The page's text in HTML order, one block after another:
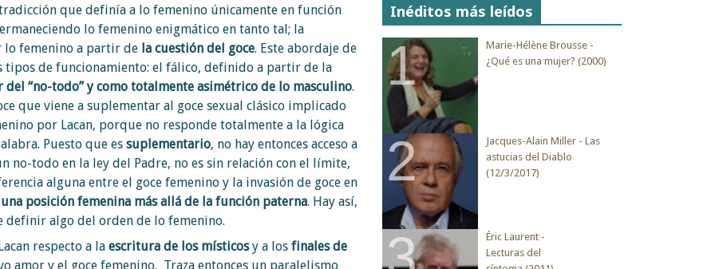
que definía a lo femenino únicamente en función
lo femenino enigmático en tanto tal; la
lo femenino a partir de la cuestión del goce. Este abordaje de
de funcionamiento: el fálico, definido a partir de la
“no-todo” y como totalmente asimétrico de lo masculino.
que viene a suplementar al goce sexual clásico implicado
por Lacan, porque no responde totalmente a la lógica
Puesto que es suplementario, no hay entonces acceso a
no-todo en la ley del Padre, no es sin relación con el límite,
alguna entre el goce femenino y la invasión de goce en
una posición femenina más allá de la función paterna. Hay así,
definir algo del orden de lo femenino.
respecto a la escritura de los místicosy a los finales de
amor y el goce femenino. Traza entonces un paralelismo
Inéditos más leídos
Marie-Hélène Brousse -
¿Qué es una mujer? (2000)
Jacques-Alain Miller - Las
astucias del Diablo
(12/3/2017)
Éric Laurent -
Lecturas del